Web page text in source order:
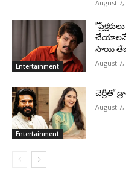
August 7,
Entertainment
చేయాలనే
సాయి
August 7,
Entertainment
చెర్రీతో
August 7,